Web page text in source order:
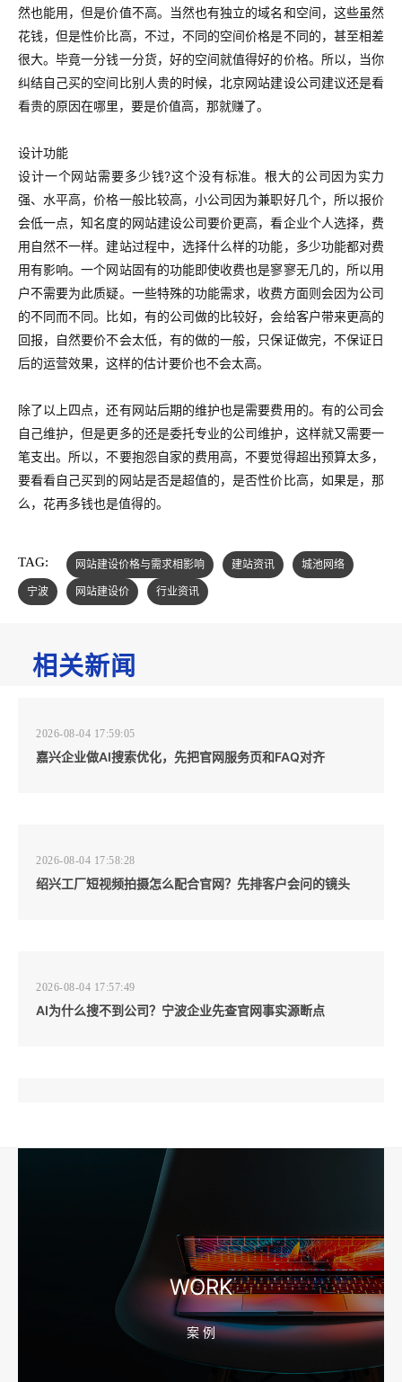
然也能用，但是价值不高。当然也有独立的域名和空间，这些虽然
花钱，但是性价比高，不过，不同的空间价格是不同的，甚至相差
很大。毕竟一分钱一分货，好的空间就值得好的价格。所以，当你
纠结自己买的空间比别人贵的时候，北京网站建设公司建议还是看
看贵的原因在哪里，要是价值高，那就赚了。
设计功能
设计一个网站需要多少钱?这个没有标准。根大的公司因为实力
强、水平高，价格一般比较高，小公司因为兼职好几个，所以报价
会低一点，知名度的网站建设公司要价更高，看企业个人选择，费
用自然不一样。建站过程中，选择什么样的功能，多少功能都对费
用有影响。一个网站固有的功能即使收费也是寥寥无几的，所以用
户不需要为此质疑。一些特殊的功能需求，收费方面则会因为公司
的不同而不同。比如，有的公司做的比较好，会给客户带来更高的
回报，自然要价不会太低，有的做的一般，只保证做完，不保证日
后的运营效果，这样的估计要价也不会太高。
除了以上四点，还有网站后期的维护也是需要费用的。有的公司会
自己维护，但是更多的还是委托专业的公司维护，这样就又需要一
笔支出。所以，不要抱怨自家的费用高，不要觉得超出预算太多，
要看看自己买到的网站是否是超值的，是否性价比高，如果是，那
么，花再多钱也是值得的。
TAG: 网站建设价格与需求相影响 建站资讯
城池网络
宁波
网站建设价 行业资讯
相关新闻
2026-08-04 17:59:05
嘉兴企业做AI搜索优化，先把官网服务页和FAQ对齐
2026-08-04 17:58:28
绍兴工厂短视频拍摄怎么配合官网？先排客户会问的镜头
2026-08-04 17:57:49
AI为什么搜不到公司？宁波企业先查官网事实源断点
宁波高端网站建设公司推荐，移动端验收别放到最后
WORK
案 例